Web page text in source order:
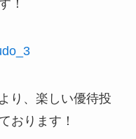
！
り、楽しい優待投
おります！